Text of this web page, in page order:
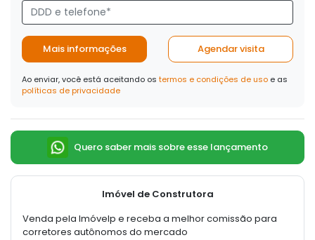
Mais informações Agendar visita
Ao enviar, você está aceitando os termos e condições de uso e as
políticas de privacidade
Quero saber mais sobre esse lançamento
Imóvel de Construtora
Venda pela Imóvelp e receba a melhor comissão para
corretores autônomos do mercado